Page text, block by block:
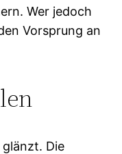
Wer jedoch
Vorsprung an
Die